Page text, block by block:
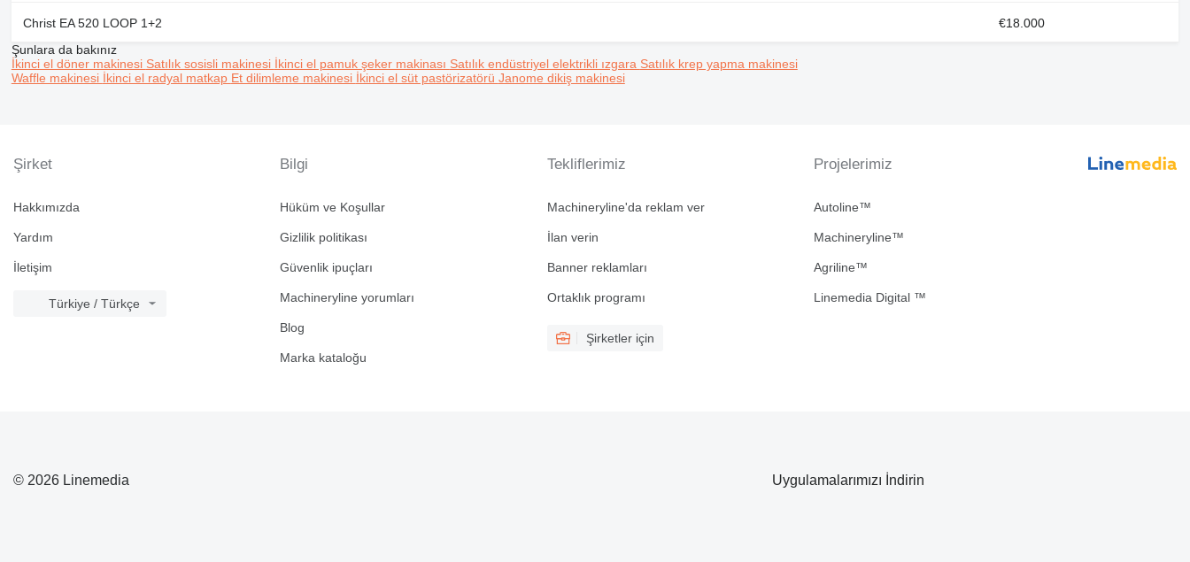
Christ EA 520 LOOP 1+2
€18.000
Şunlara da bakınız
İkinci el döner makinesi Satılık sosisli makinesi İkinci el pamuk şeker makinası Satılık endüstriyel elektrikli ızgara Satılık krep yapma makinesi
Waffle makinesi İkinci el radyal matkap Et dilimleme makinesi İkinci el süt pastörizatörü Janome dikiş makinesi
Şirket
Hakkımızda
Yardım
İletişim
Türkiye / Türkçe
Bilgi
Hüküm ve Koşullar
Gizlilik politikası
Güvenlik ipuçları
Machineryline yorumları
Blog
Marka kataloğu
Tekliflerimiz
Machineryline'da reklam ver
İlan verin
Banner reklamları
Ortaklık programı
Şirketler için
Projelerimiz
Autoline™
Machineryline™
Agriline™
Linemedia Digital ™
© 2026 Linemedia Uygulamalarımızı İndirin